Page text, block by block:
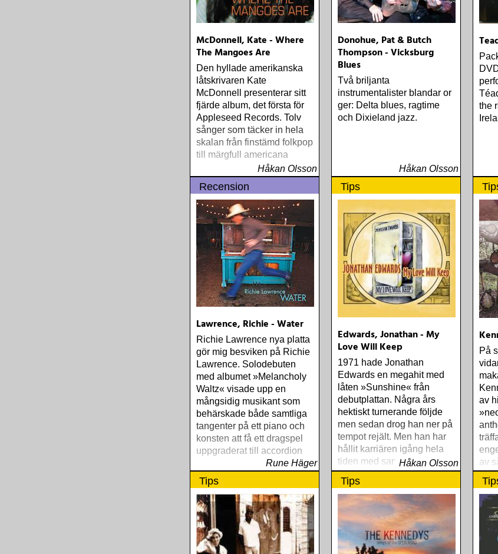
McDonnell, Kate - Where
The Mangoes Are
Den hyllade amerikanska
låtskrivaren Kate
McDonnell presenterar sitt
fjärde album, det första för
Appleseed Records. Tolv
sånger som täcker in hela
skalan från finstämd folkpop
till märgfull americana
Håkan Olsson
Donohue, Pat & Butch
Thompson - Vicksburg
Blues
Två briljanta
instrumentalister blandar or
ger: Delta blues, ragtime
och Dixieland jazz.
Håkan Olsson
the
Recension
Lawrence, Richie - Water
Richie Lawrence nya platta
gör mig besviken på Richie
Lawrence. Solodebuten
med albumet »Melancholy
Waltz« visade upp en
mångsidig musikant som
behärskade både samtliga
tangenter på ett piano och
konsten att få ett dragspel
uppgraderat till accordion
Rune Häger
Tips
Edwards, Jonathan - My
Love Will Keep
1971 hade Jonathan
Edwards en megahit med
låten »Sunshine« från
debutplattan. Några års
hektiskt turnerande följde
men sedan drog han ner på
tempot rejält. Men han har
hållit karriären igång hela
tiden med samarbete med
bland andra Emmylou
Harris och bluegrassbandet
Seldome Scene
Håkan Olsson
På
av
av
Tips Tips